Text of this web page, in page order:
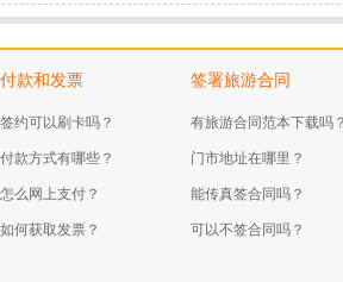
付款和发票
签约可以刷卡吗？
付款方式有哪些？
怎么网上支付？
如何获取发票？
签署旅游合同
有旅游合同范本下载吗
门市地址在哪里？
能传真签合同吗？
可以不签合同吗？